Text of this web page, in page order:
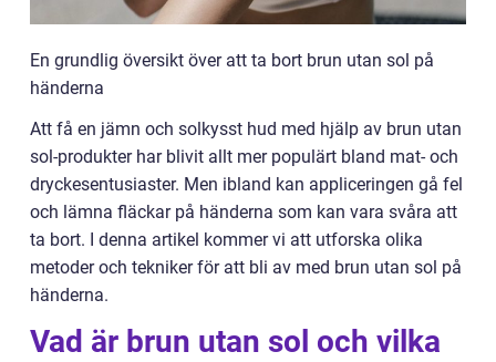
En grundlig översikt över att ta bort brun utan sol på
händerna
Att få en jämn och solkysst hud med hjälp av brun utan
sol-produkter har blivit allt mer populärt bland mat- och
dryckesentusiaster. Men ibland kan appliceringen gå fel
och lämna fläckar på händerna som kan vara svåra att
ta bort. I denna artikel kommer vi att utforska olika
metoder och tekniker för att bli av med brun utan sol på
händerna.
Vad är brun utan sol och vilka